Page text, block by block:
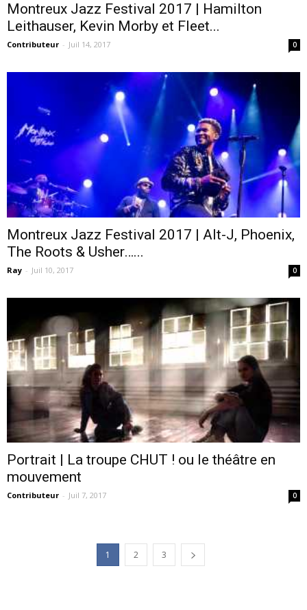
Montreux Jazz Festival 2017 | Hamilton
Leithauser, Kevin Morby et Fleet...
Contributeur - Juil 14, 2017 0
Montreux Jazz Festival 2017 | Alt-J, Phoenix,
The Roots & Usher…...
Ray - Juil 10, 2017 0
Portrait | La troupe CHUT ! ou le théâtre en
mouvement
Contributeur - Juil 7, 2017 0
1 2 3